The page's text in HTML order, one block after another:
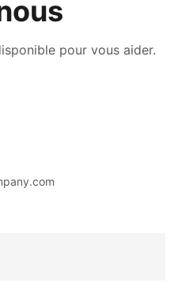
pour vous aider.